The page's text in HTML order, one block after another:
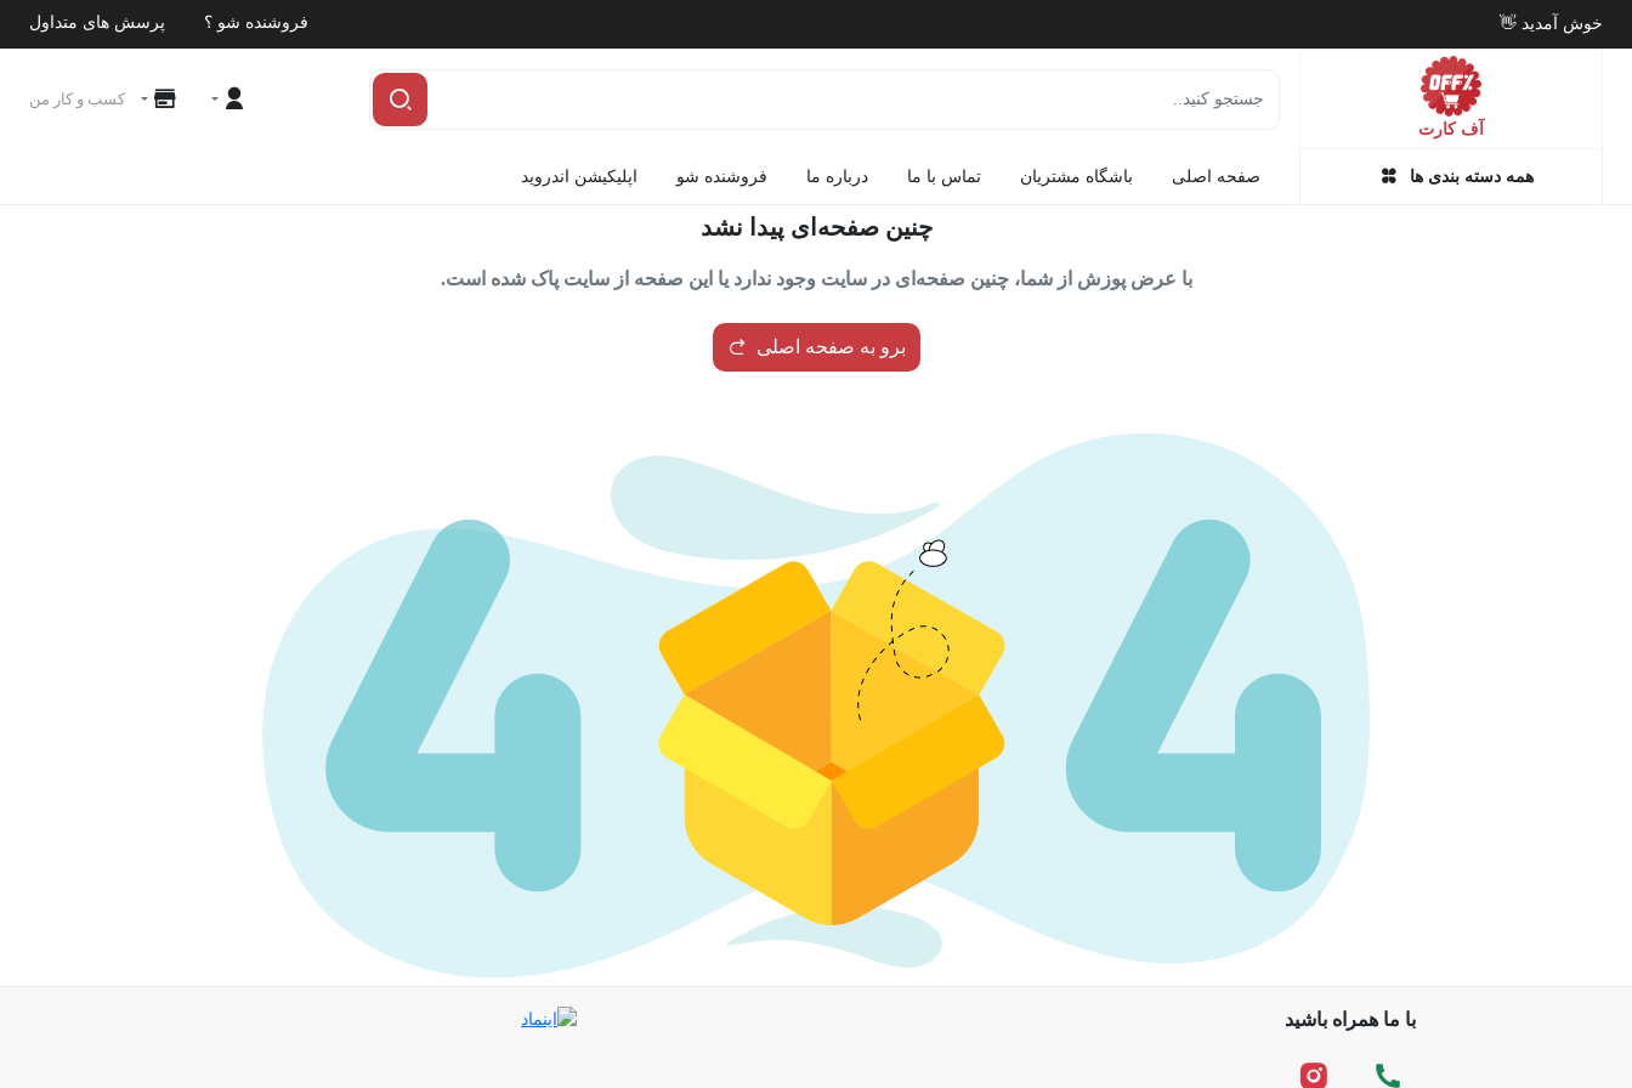
خوش آمدید 👋
به باشگاه مشتریان ما بپیوندید 😎
فروشنده شو ؟ پرسش های متداول
آف کارت
کسب و کار من
همه دسته بندی ها صفحه اصلی باشگاه مشتریان تماس با ما درباره ما فروشنده شو اپلیکیشن اندروید
چنین صفحه‌ای پیدا نشد
با عرض پوزش از شما، چنین صفحه‌ای در سایت وجود ندارد یا این صفحه از سایت پاک شده است.
برو به صفحه اصلی
با ما همراه باشید